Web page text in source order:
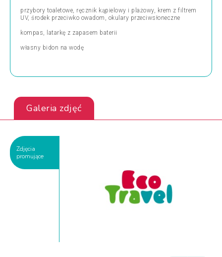
przybory toaletowe, ręcznik kąpielowy i plażowy, krem z filtrem
UV, środek przeciwko owadom, okulary przeciwsłoneczne
kompas, latarkę z zapasem baterii
własny bidon na wodę
Galeria zdjęć
Zdjęcia
promujące